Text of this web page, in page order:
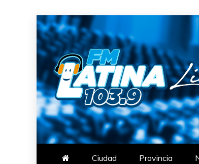
Skip
to
content
FM LATINA
NOTICIAS
Ciudad Provincia